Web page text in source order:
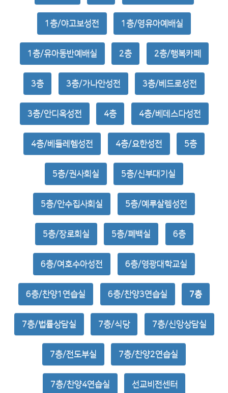
1층/야고보성전 1층/영유아예배실
1층/유아동반예배실 2층 2층/행복카페
3층 3층/가나안성전 3층/베드로성전
3층/안디옥성전 4층 4층/베데스다성전
4층/베들레헴성전 4층/요한성전 5층
5층/권사회실 5층/신부대기실
5층/안수집사회실 5층/예루살렘성전
5층/장로회실 5층/폐백실 6층
6층/여호수아성전 6층/영광대학교실
6층/찬양1연습실 6층/찬양3연습실 7층
7층/법률상담실 7층/식당 7층/신앙상담실
7층/전도부실 7층/찬양2연습실
7층/찬양4연습실 선교비전센터